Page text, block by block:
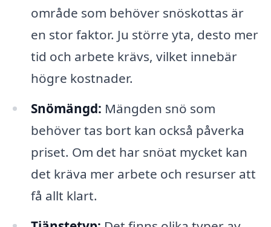
område som behöver snöskottas är
en stor faktor. Ju större yta, desto mer
tid och arbete krävs, vilket innebär
högre kostnader.
Snömängd: Mängden snö som
behöver tas bort kan också påverka
priset. Om det har snöat mycket kan
det kräva mer arbete och resurser att
få allt klart.